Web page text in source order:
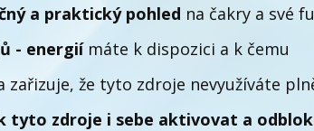
a praktický pohled na čakry a své
- energiímáte k dispozici a k čemu
zařizuje, že tyto zdroje nevyužíváte
tyto zdroje i sebe aktivovat a